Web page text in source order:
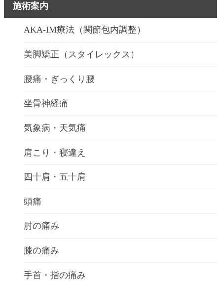
施術案内
AKA-IM療法（関節包内調整）
美脚矯正（スタイレックス）
腰痛・ぎっくり腰
坐骨神経痛
気象病・天気痛
肩こり・寝違え
四十肩・五十肩
頭痛
肘の痛み
膝の痛み
手首・指の痛み